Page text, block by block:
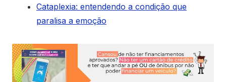
Cataplexia: entendendo a condição que
paralisa a emoção